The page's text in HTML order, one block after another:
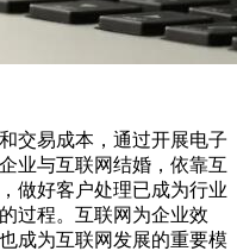
交易成本，通过开展电子
业与互联网结婚，依靠互
做好客户处理已成为行业
过程。互联网为企业效
成为互联网发展的重要模